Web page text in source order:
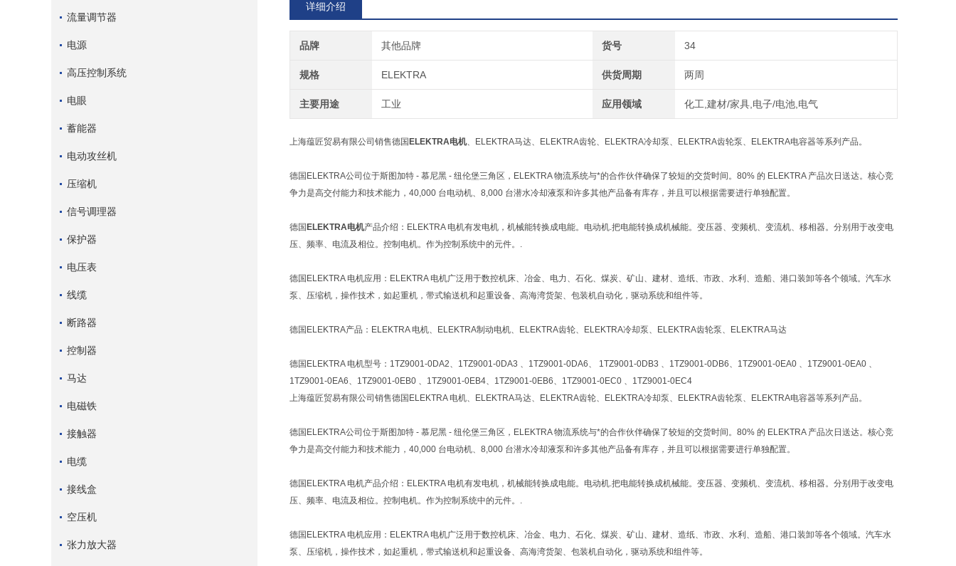
流量调节器
电源
高压控制系统
电眼
蓄能器
电动攻丝机
压缩机
信号调理器
保护器
电压表
线缆
断路器
控制器
马达
电磁铁
接触器
电缆
接线盒
空压机
张力放大器
详细介绍
品牌 其他品牌 货号 34
规格 ELEKTRA 供货周期 两周
主要用途 工业 应用领域 化工,建材/家具,电子/电池,电气
上海蕴匠贸易有限公司销售德国 ELEKTRA电机、ELEKTRA马达、ELEKTRA齿轮、ELEKTRA冷却泵、ELEKTRA齿轮泵、ELEKTRA电容器等系列产品。
德国ELEKTRA公司位于斯图加特 - 慕尼黑 - 纽伦堡三角区，ELEKTRA 物流系统与*的合作伙伴确保了较短的交货时间。80% 的 ELEKTRA 产品次日送达。核心竞
争力是高交付能力和技术能力，40,000 台电动机、8,000 台潜水冷却液泵和许多其他产品备有库存，并且可以根据需要进行单独配置。
德国 ELEKTRA电机产品介绍：ELEKTRA 电机有发电机，机械能转换成电能。电动机.把电能转换成机械能。变压器、变频机、变流机、移相器。分别用于改变电
压、频率、电流及相位。控制电机。作为控制系统中的元件。.
德国ELEKTRA 电机应用：ELEKTRA 电机广泛用于数控机床、冶金、电力、石化、煤炭、矿山、建材、造纸、市政、水利、造船、港口装卸等各个领域。汽车水
泵、压缩机，操作技术，如起重机，带式输送机和起重设备、高海湾货架、包装机自动化，驱动系统和组件等。
德国ELEKTRA产品：ELEKTRA 电机、ELEKTRA制动电机、ELEKTRA齿轮、ELEKTRA冷却泵、ELEKTRA齿轮泵、ELEKTRA马达
德国ELEKTRA 电机型号：1TZ9001-0DA2、1TZ9001-0DA3 、1TZ9001-0DA6、 1TZ9001-0DB3 、1TZ9001-0DB6、1TZ9001-0EA0 、1TZ9001-0EA0 、
1TZ9001-0EA6、1TZ9001-0EB0 、1TZ9001-0EB4、1TZ9001-0EB6、1TZ9001-0EC0 、1TZ9001-0EC4
上海蕴匠贸易有限公司销售德国ELEKTRA 电机、ELEKTRA马达、ELEKTRA齿轮、ELEKTRA冷却泵、ELEKTRA齿轮泵、ELEKTRA电容器等系列产品。
德国ELEKTRA公司位于斯图加特 - 慕尼黑 - 纽伦堡三角区，ELEKTRA 物流系统与*的合作伙伴确保了较短的交货时间。80% 的 ELEKTRA 产品次日送达。核心竞
争力是高交付能力和技术能力，40,000 台电动机、8,000 台潜水冷却液泵和许多其他产品备有库存，并且可以根据需要进行单独配置。
德国ELEKTRA 电机产品介绍：ELEKTRA 电机有发电机，机械能转换成电能。电动机.把电能转换成机械能。变压器、变频机、变流机、移相器。分别用于改变电
压、频率、电流及相位。控制电机。作为控制系统中的元件。.
德国ELEKTRA 电机应用：ELEKTRA 电机广泛用于数控机床、冶金、电力、石化、煤炭、矿山、建材、造纸、市政、水利、造船、港口装卸等各个领域。汽车水
泵、压缩机，操作技术，如起重机，带式输送机和起重设备、高海湾货架、包装机自动化，驱动系统和组件等。